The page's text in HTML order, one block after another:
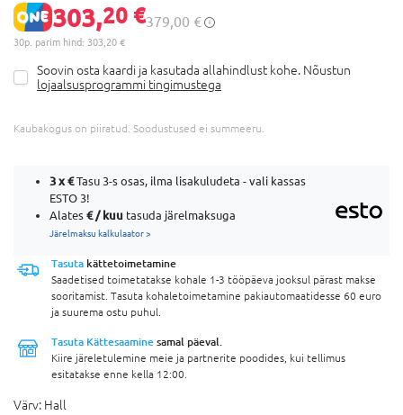
303,20 €379,00 €
30p. parim hind: 303,20 €
Soovin osta kaardi ja kasutada allahindlust kohe. Nõustun
lojaalsusprogrammi tingimustega
Kaubakogus on piiratud. Soodustused ei summeeru.
3 x€Tasu 3-s osas, ilma lisakuludeta - vali kassas
ESTO 3!
Alates € / kuu tasuda järelmaksuga
Järelmaksu kalkulaator >
Tasuta kättetoimetamine
Saadetised toimetatakse kohale 1-3 tööpäeva jooksul pärast makse
sooritamist. Tasuta kohaletoimetamine pakiautomaatidesse 60 euro
ja suurema ostu puhul.
Tasuta Kättesaamine samal päeval.
Kiire järeletulemine meie ja partnerite poodides, kui tellimus
esitatakse enne kella 12:00.
Värv: Hall